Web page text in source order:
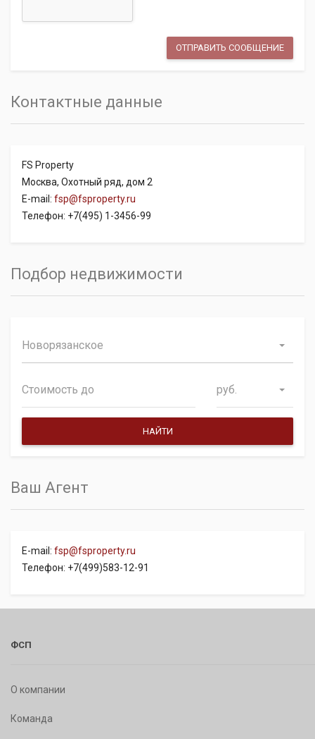
Контактные данные
FS Property
Москва, Охотный ряд, дом 2
E-mail: fsp@fsproperty.ru
Телефон: +7(495) 1-3456-99
Подбор недвижимости
Новорязанское
руб.
Ваш Агент
E-mail: fsp@fsproperty.ru
Телефон: +7(499)583-12-91
ФСП
О компании
Команда